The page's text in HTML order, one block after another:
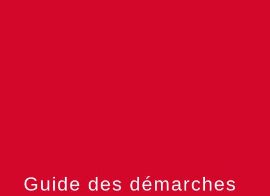
Guide des démarches